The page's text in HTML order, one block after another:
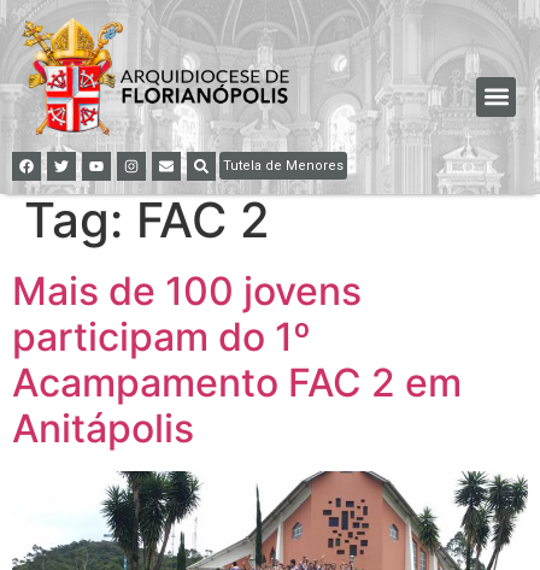
Tutela de Menores
Tag: FAC 2
Mais de 100 jovens
participam do 1º
Acampamento FAC 2 em
Anitápolis